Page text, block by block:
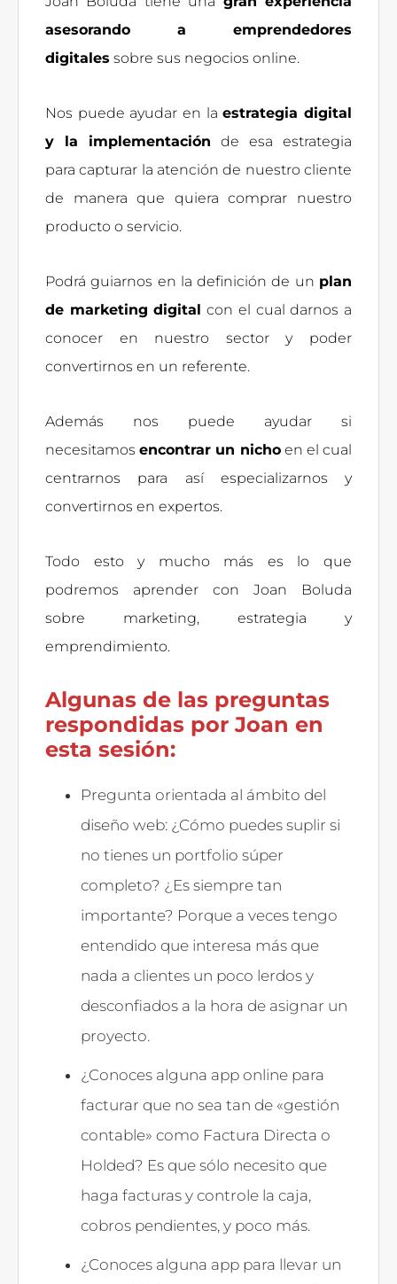
asesorando a emprendedores
digitales sobre sus negocios online.
Nos puede ayudar en laestrategia digital
y la implementación de esa estrategia
para capturar la atención de nuestro cliente
de manera que quiera comprar nuestro
producto o servicio.
Podrá guiarnos en la definición de un plan
de marketing digital con el cual darnos a
conocer en nuestro sector y poder
convertirnos en un referente.
Además nos puede ayudar si
necesitamosencontrar un nichoen el cual
centrarnos para así especializarnos y
convertirnos en expertos.
Todo esto y mucho más es lo que
podremos aprender con Joan Boluda
sobre marketing, estrategia y
emprendimiento.
Algunas de las preguntas
respondidas por Joan en
esta sesión:
Pregunta orientada al ámbito del
diseño web: ¿Cómo puedes suplir si
no tienes un portfolio súper
completo? ¿Es siempre tan
importante? Porque a veces tengo
entendido que interesa más que
nada a clientes un poco lerdos y
desconfiados a la hora de asignar un
proyecto.
¿Conoces alguna app online para
facturar que no sea tan de «gestión
contable» como Factura Directa o
Holded? Es que sólo necesito que
haga facturas y controle la caja,
cobros pendientes, y poco más.
¿Conoces alguna app para llevar un